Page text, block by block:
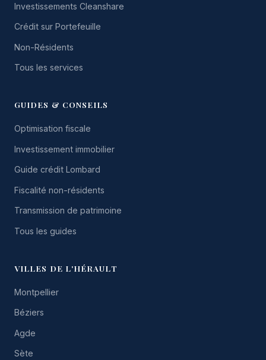
Investissements Cleanshare
Crédit sur Portefeuille
Non-Résidents
Tous les services
GUIDES & CONSEILS
Optimisation fiscale
Investissement immobilier
Guide crédit Lombard
Fiscalité non-résidents
Transmission de patrimoine
Tous les guides
VILLES DE L'HÉRAULT
Montpellier
Béziers
Agde
Sète